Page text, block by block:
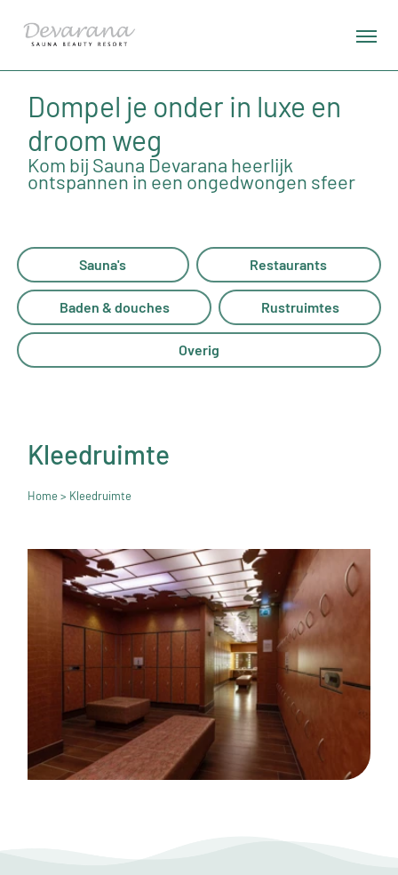
Dompel je onder in luxe en
droom weg
Kom bij Sauna Devarana heerlijk
ontspannen in een ongedwongen sfeer
Sauna's Restaurants
Baden & douches Rustruimtes
Overig
Kleedruimte
Home> Kleedruimte